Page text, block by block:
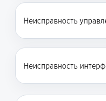
Неисправность
Неисправность